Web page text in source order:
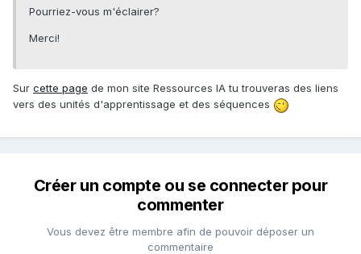
Pourriez-vous m'éclairer?
Merci!
Sur cette page de mon site Ressources IA tu trouveras des liens
vers des unités d'apprentissage et des séquences
Créer un compte ou se connecter pour
commenter
Vous devez être membre afin de pouvoir déposer un
commentaire